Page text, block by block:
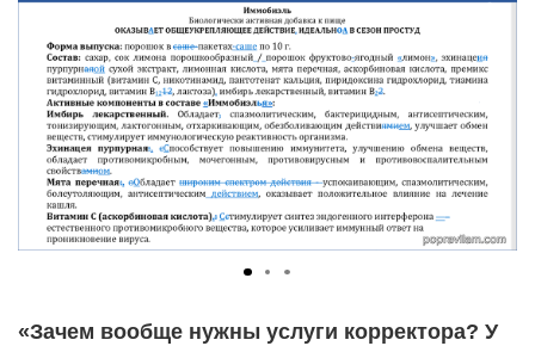
«Зачем вообще нужны услуги корректора? У